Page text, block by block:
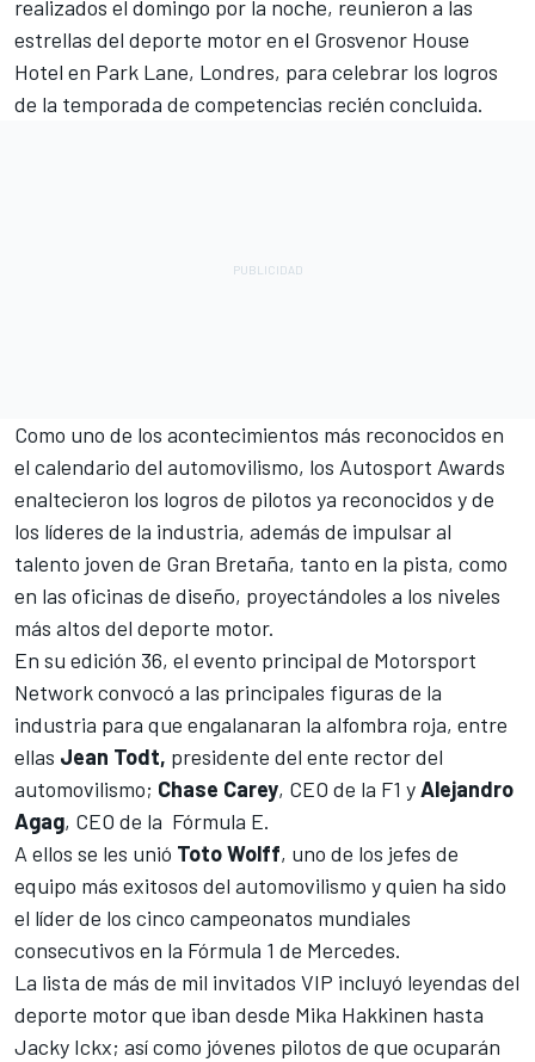
realizados el domingo por la noche, reunieron a las
estrellas del deporte motor en el Grosvenor House
Hotel en Park Lane, Londres, para celebrar los logros
de la temporada de competencias recién concluida.
Como uno de los acontecimientos más reconocidos en
el calendario del automovilismo, los Autosport Awards
enaltecieron los logros de pilotos ya reconocidos y de
los líderes de la industria, además de impulsar al
talento joven de Gran Bretaña, tanto en la pista, como
en las oficinas de diseño, proyectándoles a los niveles
más altos del deporte motor.
En su edición 36, el evento principal de Motorsport
Networkconvocó a las principales figuras de la
industria para que engalanaran la alfombra roja, entre
ellas Jean Todt, presidente del ente rector del
automovilismo; Chase Carey, CEO de la F1 yAlejandro
Agag, CEO de la Fórmula E.
A ellos se les unió Toto Wolff, uno de los jefes de
equipo más exitosos del automovilismo y quien ha sido
el líder de los cinco campeonatos mundiales
consecutivos en la Fórmula 1 de Mercedes.
La lista de más de mil invitados VIP incluyó leyendas del
deporte motor que iban desde Mika Hakkinen hasta
Jacky Ickx; así como jóvenes pilotos de que ocuparán